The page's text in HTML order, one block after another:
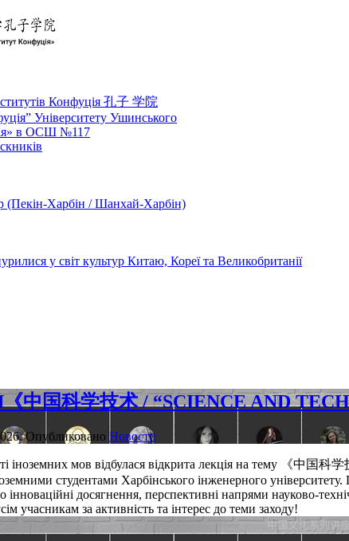
Конфуція 孔子 学院
Університету Ушинського
в ОСШ №117
(Пекін-Харбін / Шанхай-Харбін)
у світ культур Китаю, Кореї та Великобританії
国科学技术 / “SCIENCE AND
. Опубликовано Новости
іноземних мов відбулася відкрита лекція на тему 《中
студентами Харбінського інженерного
інноваційні досягнення, перспективні напрями науково-
учасникам за активність та інтерес до теми заходу!